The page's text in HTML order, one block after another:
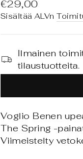
Normaali
hinta
€29,00
Sisältää ALVn
Ilmainen
tilaustuotteita.
Voglio Benen
The Spring -
Viimeistelty